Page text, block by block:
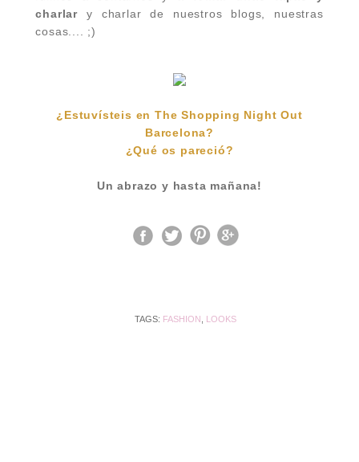
charlary charlar de nuestros blogs, nuestras
cosas.... ;)
¿Estuvísteis en The Shopping Night Out
Barcelona?
¿Qué os pareció?
Un abrazo y hasta mañana!
TAGS: FASHION LOOKS